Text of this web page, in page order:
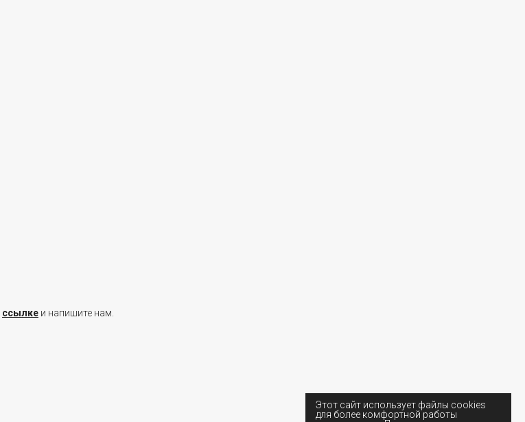
Этот сайт использует файлы cookies
для более комфортной работы
ссылке и напишите нам.